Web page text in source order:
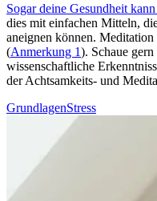
Sogar deine Gesund­heit
dies mit ein­fa­chen Mit­teln,
aneignen können.
(Anmerkung 1). Schaue
wissenschaftliche
der Achtsamkeits- und
GrundlagenStress